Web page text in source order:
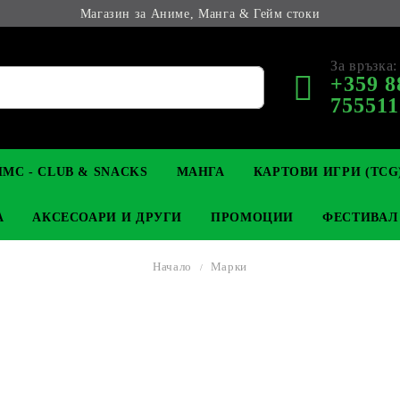
Магазин за Аниме, Манга & Гейм стоки
За връзка:
+359
- CLUB & SNACKS МАНГА КАРТОВИ ИГРИ
АКСЕСОАРИ И ДРУГИ ПРОМОЦИИ
Начало Марки